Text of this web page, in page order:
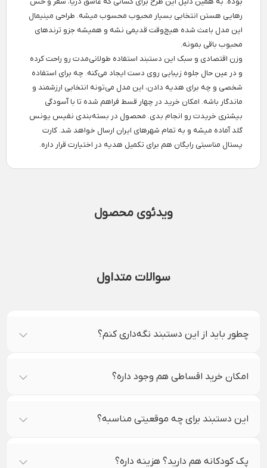
رهایی هستن انتخابی بسیار محبوب محسوب میشه. طراحی مینیمال
این مدل باعث شده هیچ‌وقت قدیمی نشه و همیشه جزو ترندهای
محبوب باقی بمونه.
وزن اقتصادی و سبک این دستبند استفاده طولانی‌مدت رو راحت کرده
و در عین حال جلوه زیبایی روی دست ایجاد می‌کنه. چه برای استفاده
شخصی و چه برای هدیه دادن، این مدل می‌تونه انتخابی ارزشمند و
ماندگار باشه. امکان خرید در چهار قسط فراهم شده تا با آسودگی
بیشتری خریدت رو انجام بدی. محصول در بسته‌بندی نفیس یونس
گلد آماده میشه و به تمام شهرهای ایران ارسال خواهد شد. کارت
پستال مناسبتی رایگان هم برای تکمیل هدیه در اختیارت قرار داره.
ویدئوی محصول
سوالات متداول
چطور باید از این دستبند نگه‌داری کنم؟
امکان خرید اقساطی هم وجود داره؟
این دستبند برای چه موقعیتی مناسبه؟
پک کودکانه هم دارید؟ هزینه داره؟